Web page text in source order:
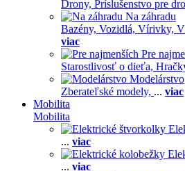
Drony, Príslušenstvo pre
Na záhradu
Bazény, Vozidlá, Vírivky,
viac
Pre
Starostlivosť o dieťa,
Modelárstvo
Zberateľské modely, ... viac
Mobilita
Mobilita
... viac
... viac